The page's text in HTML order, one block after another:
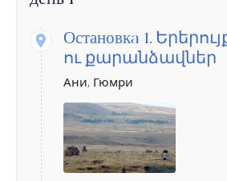
Остановкa 1.
ու քարանձավներ
Ани, Гюмри